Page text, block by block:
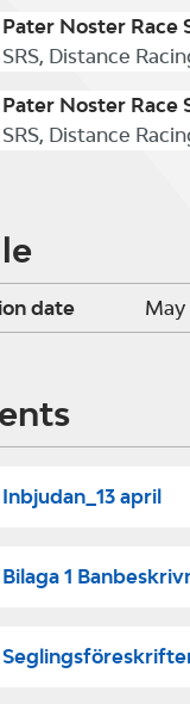
Pater Noster Race
SRS, Distance
Pater Noster Race
SRS, Distance
date May
Inbjudan_13 april
Bilaga 1